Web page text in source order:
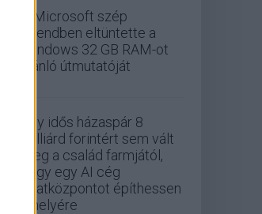
A Microsoft szép
csendben eltüntette a
Windows 32 GB RAM-ot
ajánló útmutatóját
Egy idős házaspár 8
milliárd forintért sem vált
meg a család farmjától,
hogy egy AI cég
adatközpontot építhessen
a helyére